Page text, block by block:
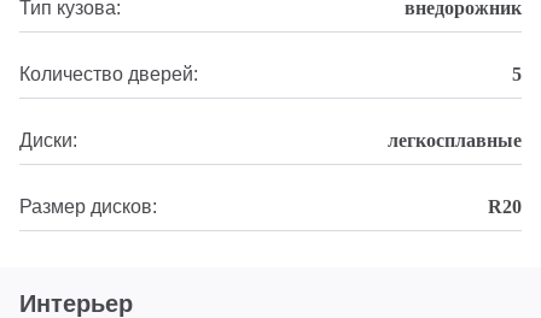
Тип кузова: внедорожник
Количество дверей: 5
Диски: легкосплавные
Размер дисков: R20
Интерьер